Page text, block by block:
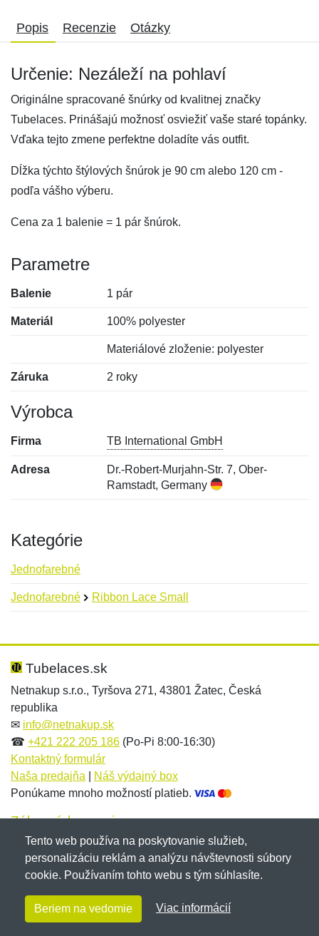
Popis Recenzie Otázky
Určenie: Nezáleží na pohlaví
Originálne spracované šnúrky od kvalitnej značky
Tubelaces. Prinášajú možnosť osviežiť vaše staré topánky.
Vďaka tejto zmene perfektne doladíte vás outfit.
Dĺžka týchto štýlových šnúrok je 90 cm alebo 120 cm -
podľa vášho výberu.
Cena za 1 balenie = 1 pár šnúrok.
Parametre
Balenie 1 pár
Materiál 100% polyester
Materiálové zloženie: polyester
Záruka 2 roky
Výrobca
Firma TB International GmbH
Adresa
Dr.-Robert-Murjahn-Str. 7, Ober-
Ramstadt, Germany
Kategórie
Jednofarebné
Jednofarebné Ribbon Lace Small
Hodnotenie:
Meno:*
E-mail:
Správa*
Meno:
E-mail:*
Správa*
Tubelaces.sk
Netnakup s.r.o., Tyršova 271, 43801 Žatec, Česká
republika
✉ info@netnakup.sk
☎ +421 222 205 186 (Po-Pi 8:00-16:30)
Kontaktný formulár
Naša predajňa
Náš výdajný box
Ponúkame mnoho možností platieb.
Zákaznícky servis
Novinky emailom
Copyright © 2007-2026 (19 rokov s vami)Netnakup.sk
NetIQ. Všetky práva vyhradené.
Tento web používa na poskytovanie služieb,
personalizáciu reklám a analýzu návštevnosti súbory
cookie. Používaním tohto webu s tým súhlasíte.
Beriem na vedomie Viac informácií